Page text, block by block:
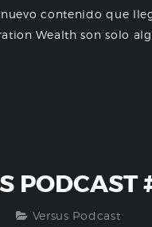
contenido que
Wealth son solo
PODCAST
Versus Podcast